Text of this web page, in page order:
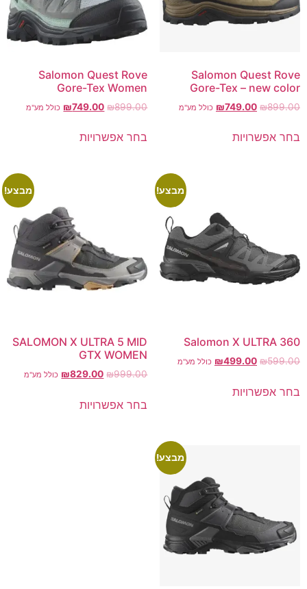
Salomon Quest Rove
Gore-Tex – new color
₪899.00
₪749.00 כולל מע"מ
בחר אפשרויות
Salomon Quest Rove
Gore-Tex Women
₪899.00
₪749.00 כולל מע"מ
בחר אפשרויות
מבצע!
Salomon X ULTRA 360
₪599.00
₪499.00 כולל מע"מ
בחר אפשרויות
מבצע!
SALOMON X ULTRA 5 MID
GTX WOMEN
₪999.00
₪829.00 כולל מע"מ
בחר אפשרויות
מבצע!